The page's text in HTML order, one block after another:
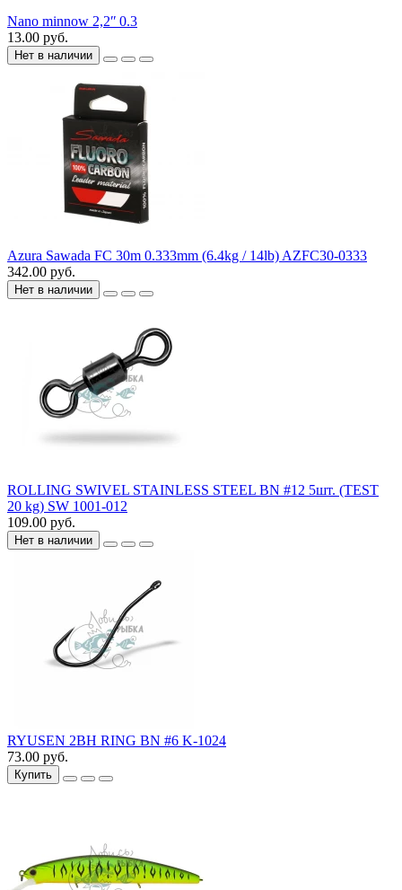
Nano minnow 2,2ʺ 0.3
13.00 руб.
Нет в наличии
Azura Sawada FC 30m 0.333mm (6.4kg / 14lb) AZFC30-0333
342.00 руб.
Нет в наличии
ROLLING SWIVEL STAINLESS STEEL BN #12 5шт. (TEST
20 kg) SW 1001-012
109.00 руб.
Нет в наличии
RYUSEN 2BH RING BN #6 K-1024
73.00 руб.
Купить